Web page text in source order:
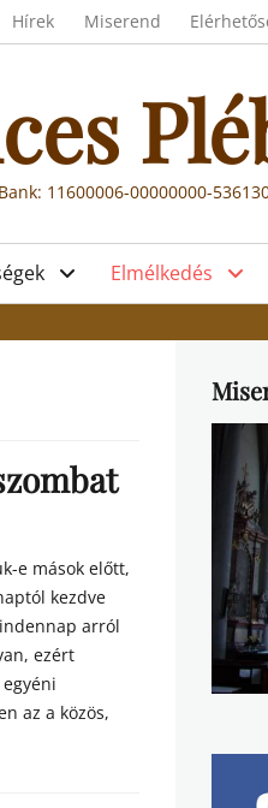
Header menu
Hírek Miserend
11600006-00000000-
Elmélkedés
e mások előtt,
kezdve
arról
ezért
az a közös,